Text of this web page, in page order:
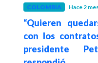
COLOMBIA Hace 2
“Quieren
con los
presidente